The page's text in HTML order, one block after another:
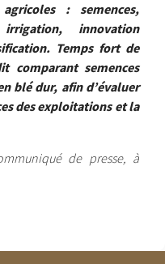
: semences,
innovation
Temps fort de
comparant semences
blé dur, afin d’évaluer
des exploitations et la
de presse, à